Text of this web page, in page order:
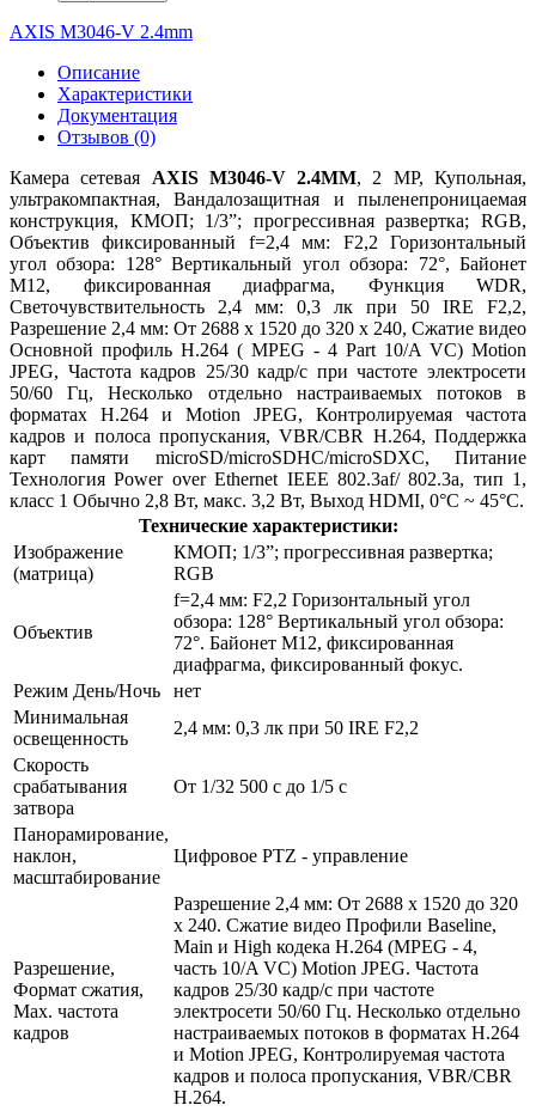
AXIS M3046-V 2.4mm
Описание
Характеристики
Документация
Отзывов (0)
Камера сетевая AXIS M3046-V 2.4MM, 2 MP, Купольная,
ультракомпактная, Вандалозащитная и пыленепроницаемая
конструкция, КМОП; 1/3”; прогрессивная развертка; RGB,
Объектив фиксированный f=2,4 мм: F2,2 Горизонтальный
угол обзора: 128° Вертикальный угол обзора: 72°, Байонет
М12, фиксированная диафрагма, Функция WDR,
Светочувствительность 2,4 мм: 0,3 лк при 50 IRE F2,2,
Разрешение 2,4 мм: От 2688 x 1520 до 320 x 240, Сжатие видео
Основной профиль H.264 ( MPEG - 4 Part 10/A VC) Motion
JPEG, Частота кадров 25/30 кадр/с при частоте электросети
50/60 Гц, Несколько отдельно настраиваемых потоков в
форматах H.264 и Motion JPEG, Контролируемая частота
кадров и полоса пропускания, VBR/CBR H.264, Поддержка
карт памяти microSD/microSDHC/microSDXC, Питание
Технология Power over Ethernet IEEE 802.3af/ 802.3a, тип 1,
класс 1 Обычно 2,8 Вт, макс. 3,2 Вт, Выход HDMI, 0°C ~ 45°C.
Технические характеристики:
Изображение
(матрица)
КМОП; 1/3”; прогрессивная развертка;
RGB
Объектив
f=2,4 мм: F2,2 Горизонтальный угол
обзора: 128° Вертикальный угол обзора:
72°. Байонет M12, фиксированная
диафрагма, фиксированный фокус.
Режим День/Ночь
нет
Минимальная
освещенность
2,4 мм: 0,3 лк при 50 IRE F2,2
Скорость
срабатывания
затвора
От 1/32 500 с до 1/5 с
Панорамирование,
наклон,
масштабирование
Цифровое PTZ - управление
Разрешение,
Формат сжатия,
Max. частота
кадров
Разрешение 2,4 мм: От 2688 x 1520 до 320
x 240. Сжатие видео Профили Baseline,
Main и High кодека H.264 (MPEG - 4,
часть 10/A VC) Motion JPEG. Частота
кадров 25/30 кадр/с при частоте
электросети 50/60 Гц. Несколько отдельно
настраиваемых потоков в форматах H.264
и Motion JPEG, Контролируемая частота
кадров и полоса пропускания, VBR/CBR
H.264.